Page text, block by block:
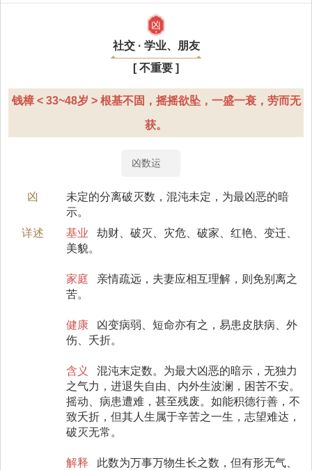
凶
社交 · 学业、朋友
[ 不重要 ]
钱樟 < 33~48岁 > 根基不固，摇摇欲坠，一盛一衰，劳而无
获。
凶数运
凶
未定的分离破灭数，混沌未定，为最凶恶的暗
示。
详述
基业
劫财、破灭、灾危、破家、红艳、变迁、
美貌。
家庭
亲情疏远，夫妻应相互理解，则免别离之
苦。
健康
凶变病弱、短命亦有之，易患皮肤病、外
伤、夭折。
含义
混沌末定数。为最大凶恶的暗示，无独力
之气力，进退失自由、内外生波澜，困苦不安。
摇动、病患遭难，甚至残废。如能积德行善，不
致夭折，但其人生属于辛苦之一生，志望难达，
破灭无常。
解释
此数为万事万物生长之数，但有形无气、